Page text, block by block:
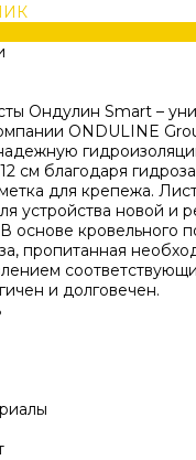
Ондулин Smart –
ONDULINE
см благодаря
для крепежа.
устройства новой и
основе кровельного
пропитанная
и долговечен.